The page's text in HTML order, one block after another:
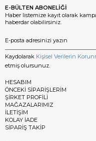
E-BÜLTEN ABONELİĞİ
Haber listemize kayıt olarak
haberdar olabilirsiniz.
Kaydolarak Kişisel Verilerin
etmiş olursunuz.
HESABIM
ÖNCEKİ SİPARİŞLERİM
ŞİRKET PROFİLİ
MAĞAZALARIMIZ
İLETİŞİM
KOLAY İADE
SİPARİŞ TAKİP